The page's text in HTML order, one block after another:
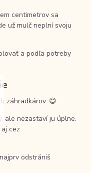
centimetrov sa
už mulč neplní svoju
a podľa potreby
záhradkárov. 😄
ale nezastaví ju úplne.
cez
odstrániš